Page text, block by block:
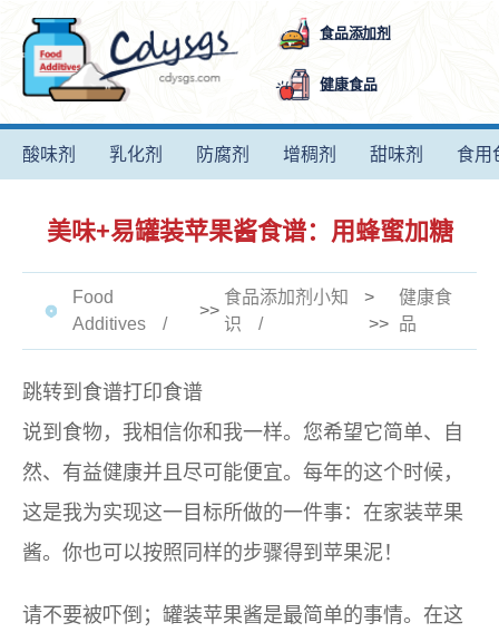
食品添加剂
健康食品
酸味剂 乳化剂 防腐剂 增稠剂 甜味剂 食用
美味+易罐装苹果酱食谱：用蜂蜜加糖
Food
Additives
>>
食品添加剂小知
识
>
>>
健康食
品
跳转到食谱打印食谱
说到食物，我相信你和我一样。您希望它简单、自
然、有益健康并且尽可能便宜。每年的这个时候，
这是我为实现这一目标所做的一件事：在家装苹果
酱。你也可以按照同样的步骤得到苹果泥！
请不要被吓倒；罐装苹果酱是最简单的事情。在这